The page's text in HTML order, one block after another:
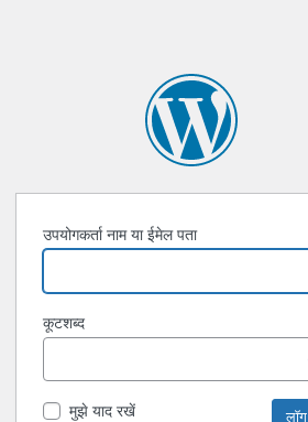
उपयोगकर्ता नाम या ईमेल पता
कूटशब्द
मुझे याद रखें